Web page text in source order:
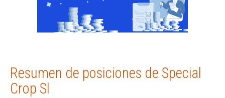
Resumen de posiciones de Special
Crop Sl